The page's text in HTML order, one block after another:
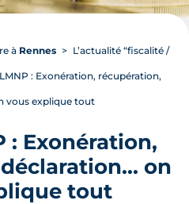
à Rennes L’actualité “fiscalité /
: Exonération, récupération,
vous explique tout
: Exonération,
on
tout